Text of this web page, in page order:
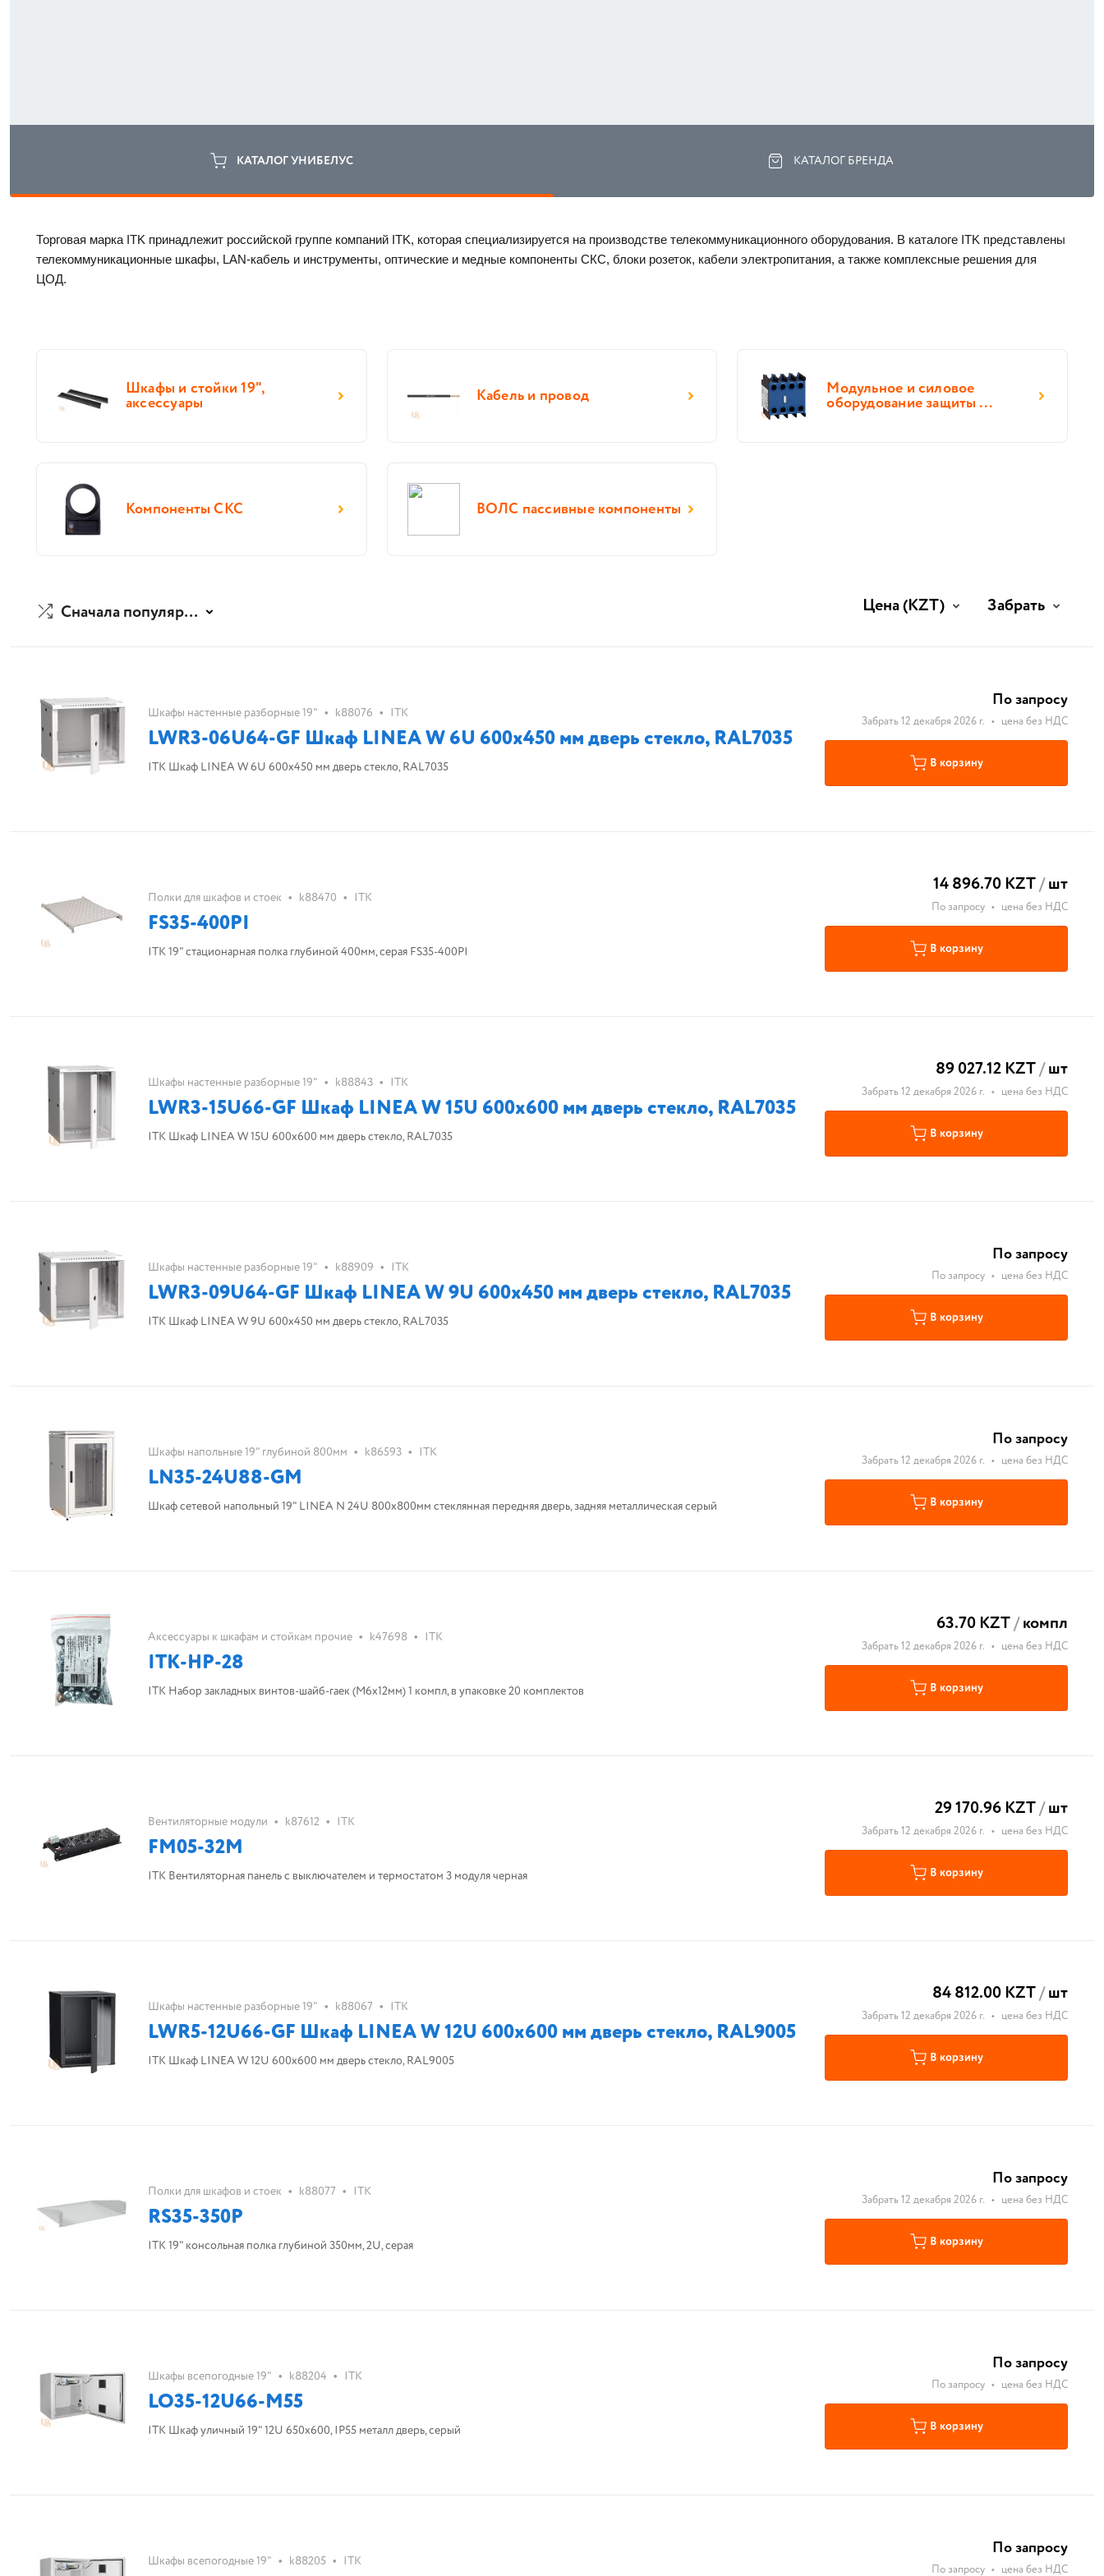
КАТАЛОГ УНИБЕЛУС КАТАЛОГ БРЕНДА
Торговая марка ITK принадлежит российской группе компаний ITK, которая специализируется на производстве телекоммуникационного оборудования. В каталоге ITK представлены
телекоммуникационные шкафы, LAN-кабель и инструменты, оптические и медные компоненты СКС, блоки розеток, кабели электропитания, а также комплексные решения для
ЦОД.
Шкафы и стойки 19",
аксессуары Кабель и провод Модульное и силовое
оборудование защиты ...
Компоненты СКС ВОЛС пассивные компоненты
Сначала популярные Цена(KZT) Забрать
Шкафы настенные разборные 19" • k88076 • ITK
LWR3-06U64-GF Шкаф LINEA W 6U 600x450 мм дверь стекло, RAL7035
ITK Шкаф LINEA W 6U 600x450 мм дверь стекло, RAL7035
По запросу
Забрать 12 декабря 2026 г. • цена без НДС
В корзину
Полки для шкафов и стоек • k88470 • ITK
FS35-400PI
ITK 19" стационарная полка глубиной 400мм, серая FS35-400PI
14 896.70 KZT/шт
По запросу • цена без НДС
В корзину
Шкафы настенные разборные 19" • k88843 • ITK
LWR3-15U66-GF Шкаф LINEA W 15U 600x600 мм дверь стекло, RAL7035
ITK Шкаф LINEA W 15U 600x600 мм дверь стекло, RAL7035
89 027.12 KZT/шт
Забрать 12 декабря 2026 г. • цена без НДС
В корзину
Шкафы настенные разборные 19" • k88909 • ITK
LWR3-09U64-GF Шкаф LINEA W 9U 600x450 мм дверь стекло, RAL7035
ITK Шкаф LINEA W 9U 600x450 мм дверь стекло, RAL7035
По запросу
По запросу • цена без НДС
В корзину
Шкафы напольные 19" глубиной 800мм • k86593 • ITK
LN35-24U88-GM
Шкаф сетевой напольный 19" LINEA N 24U 800х800мм стеклянная передняя дверь, задняя металлическая серый
По запросу
Забрать 12 декабря 2026 г. • цена без НДС
В корзину
Аксессуары к шкафам и стойкам прочие • k47698 • ITK
ITK-HP-28
ITK Набор закладных винтов-шайб-гаек (M6x12мм) 1 компл, в упаковке 20 комплектов
63.70 KZT/компл
Забрать 12 декабря 2026 г. • цена без НДС
В корзину
Вентиляторные модули • k87612 • ITK
FM05-32M
ITK Вентиляторная панель с выключателем и термостатом 3 модуля черная
29 170.96 KZT/шт
Забрать 12 декабря 2026 г. • цена без НДС
В корзину
Шкафы настенные разборные 19" • k88067 • ITK
LWR5-12U66-GF Шкаф LINEA W 12U 600x600 мм дверь стекло, RAL9005
ITK Шкаф LINEA W 12U 600x600 мм дверь стекло, RAL9005
84 812.00 KZT/шт
Забрать 12 декабря 2026 г. • цена без НДС
В корзину
Полки для шкафов и стоек • k88077 • ITK
RS35-350P
ITK 19" консольная полка глубиной 350мм, 2U, серая
По запросу
Забрать 12 декабря 2026 г. • цена без НДС
В корзину
Шкафы всепогодные 19" • k88204 • ITK
LO35-12U66-M55
ITK Шкаф уличный 19" 12U 650x600, IP55 металл дверь, серый
По запросу
По запросу • цена без НДС
В корзину
Шкафы всепогодные 19" • k88205 • ITK
По запросу
По запросу • цена без НДС